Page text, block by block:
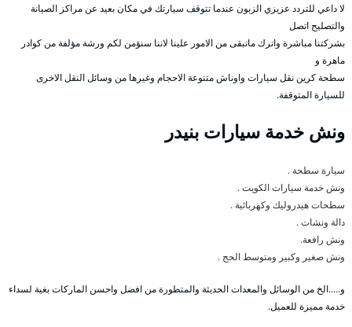
لا داعي للتردد عزيزي الزبون عندما تتوقف سيارتك في مكان بعيد عن مراكز الصيانة
والتصليح اتصل
بشركتنا مباشرة واترك ماتبقى من الامور علينا لاننا سنؤمن لكم ورشة مؤلفة من كوادر
ماهرة و
سطحة كرين نقل سيارات واوناش متنوعة الاحجام وغيرها من وسائل النقل الاخرى
للسيارة المتوقفة.
ونش خدمة سيارات بنيدر
سيارة سطحة .
ونش خدمة سيارات الكويت .
سطحات هيدروليك وكهربائية .
دالة ونشات .
ونش رافعة.
ونش صغير وكبير ومتوسط الحج .
و…..الخ من الوسائل والمعدات الحديثة والمتطورة من افضل واحسن الماركات بغية لسداء
خدمة مميزة للعميل.